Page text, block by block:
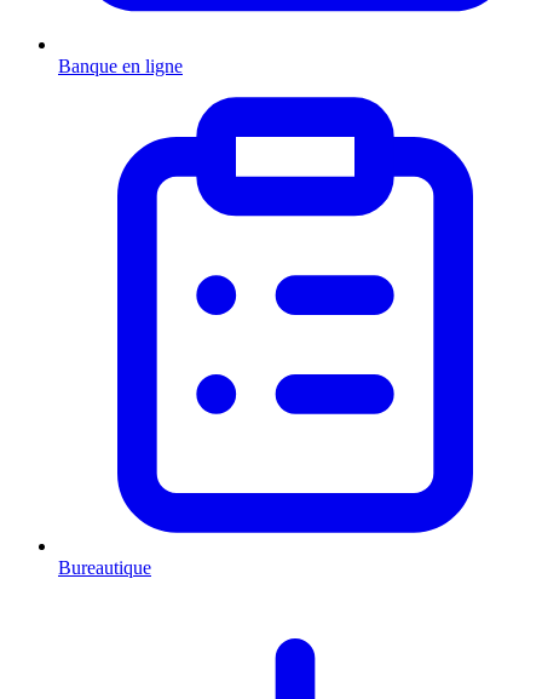
Banque en ligne
Bureautique